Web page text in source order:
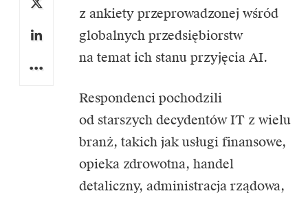
z ankiety przeprowadzonej wśród
globalnych przedsiębiorstw
na temat ich stanu przyjęcia AI.
Respondenci pochodzili
od starszych decydentów IT z wielu
branż, takich jak usługi finansowe,
opieka zdrowotna, handel
detaliczny, administracja rządowa,